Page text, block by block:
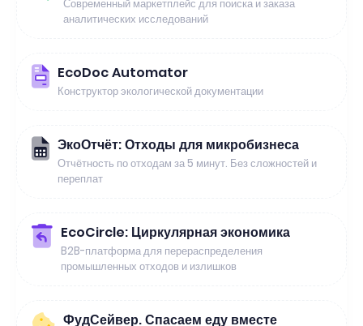
Современный маркетплейс для поиска и заказа
аналитических исследований
EcoDoc Automator
Конструктор экологической документации
ЭкоОтчёт: Отходы для микробизнеса
Отчётность по отходам за 5 минут. Без сложностей и
переплат
EcoCircle: Циркулярная экономика
B2B-платформа для перераспределения
промышленных отходов и излишков
ФудСейвер. Спасаем еду вместе